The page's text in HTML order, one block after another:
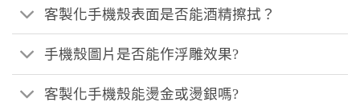
客製化手機殼表面是否能酒精擦拭？
手機殼圖片是否能作浮雕效果?
客製化手機殼能燙金或燙銀嗎?